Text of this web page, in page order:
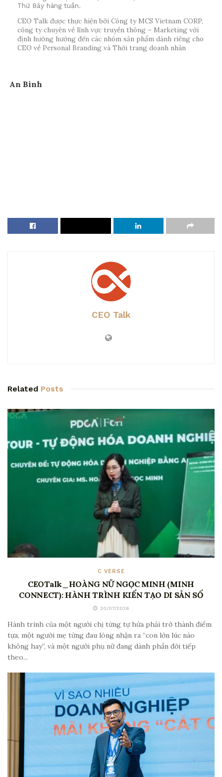
Thứ Bảy hàng tuần.
CEO Talk được thực hiện bởi Công ty MCS Vietnam CORP,
công ty chuyên về lĩnh vực truyền thông – Marketing với
định hướng hướng đến các nhóm sản phẩm dành riêng cho
CEO về Personal Branding và Thời trang doanh nhân
An Bình
CEO Talk
Related Posts
C VERSE
CEOTalk_HOÀNG NỮ NGỌC MINH (MINH
CONNECT): HÀNH TRÌNH KIẾN TẠO DI SẢN SỐ
30/07/2026
Hành trình của một người chị từng tự hứa phải trở thành điểm
tựa, một người mẹ từng đau lòng nhận ra “con lớn lúc nào
không hay”, và một người phụ nữ đang dành phần đời tiếp
theo...